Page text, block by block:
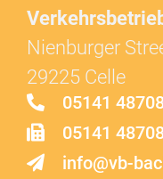
Nienburger
29225 Celle
05141
05141
info@vb-